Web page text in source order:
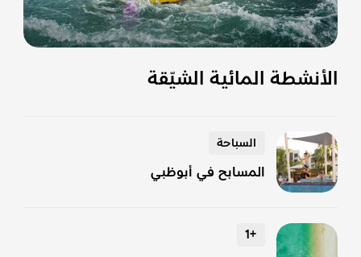
الأنشطة المائية الشيّقة
السباحة
السباحة
المسابح في أبوظبي
أفضل 5 شواطئ ونوادٍ شاطئية
+1